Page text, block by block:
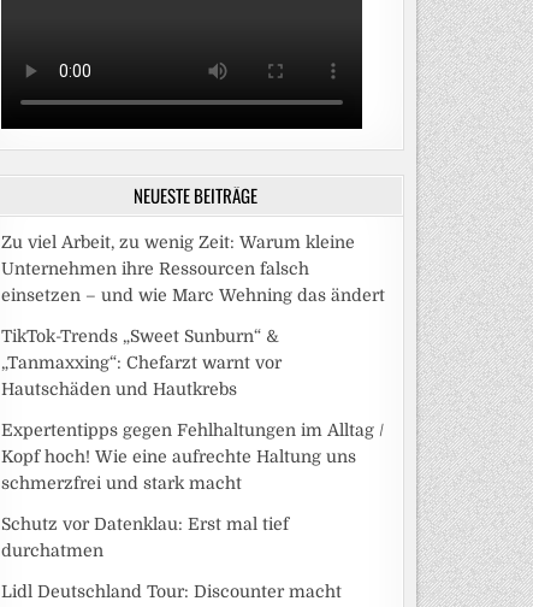
NEUESTE BEITRÄGE
Zu viel Arbeit, zu wenig Zeit: Warum kleine
Unternehmen ihre Ressourcen falsch
einsetzen – und wie Marc Wehning das ändert
TikTok-Trends „Sweet Sunburn“ &
„Tanmaxxing“: Chefarzt warnt vor
Hautschäden und Hautkrebs
Expertentipps gegen Fehlhaltungen im Alltag /
Kopf hoch! Wie eine aufrechte Haltung uns
schmerzfrei und stark macht
Schutz vor Datenklau: Erst mal tief
durchatmen
Lidl Deutschland Tour: Discounter macht